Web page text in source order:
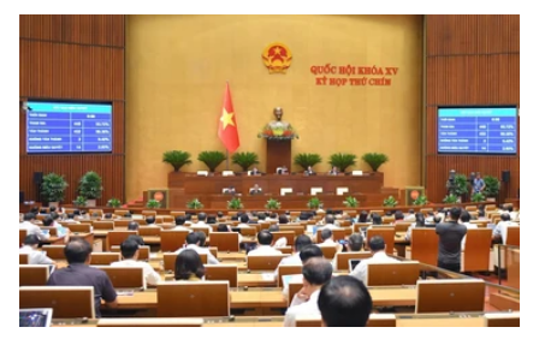
MINISTRY OF SCIENCE AND TECHNOLOGY
Theo dõi MST: Góp ý
Cơ quan chủ quản: Bộ Khoa học và Công nghệ (MST)
Chịu trách nhiệm nội dung: Nguyễn Thị Hải Hằng
Giám đốc Trung tâm Truyền thông Khoa học và Công nghệ.
Liên hệ
Địa chỉ: Ban Biên tập Cổng TTĐT - 18 Nguyễn Du, TP. Hà Nội
Điện thoại: 024 3936 9506
Email:
stc@mst.gov.vn